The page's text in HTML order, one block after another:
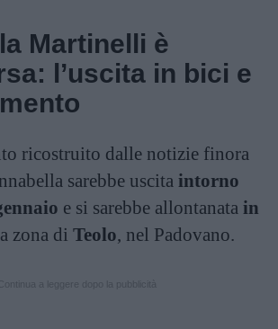
Martinelli è
: l’uscita in bici e
ricostruito dalle notizie finora
sarebbe uscita intorno
e si sarebbe allontanata in
zona di Teolo, nel Padovano.